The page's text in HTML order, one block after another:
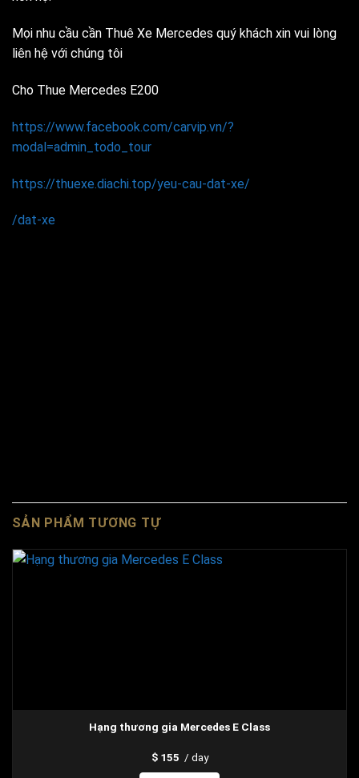
Mọi nhu cầu cần Thuê Xe Mercedes quý khách xin vui lòng
liên hệ với chúng tôi
Cho Thue Mercedes E200
https://www.facebook.com/carvip.vn/?
modal=admin_todo_tour
https://thuexe.diachi.top/yeu-cau-dat-xe/
/dat-xe
SẢN PHẨM TƯƠNG TỰ
Hạng thương gia Mercedes E Class
155 / day